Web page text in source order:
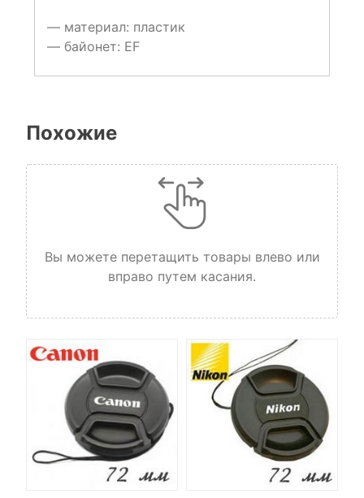
— материал: пластик
— байонет: EF
Похожие
Вы можете перетащить товары влево или
вправо путем касания.